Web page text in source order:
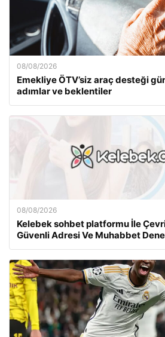
08/08/2026
Emekliye ÖTV’siz araç desteği
adımlar ve beklentiler
08/08/2026
Kelebek sohbet platformu İle
Güvenli Adresi Ve Muhabbet